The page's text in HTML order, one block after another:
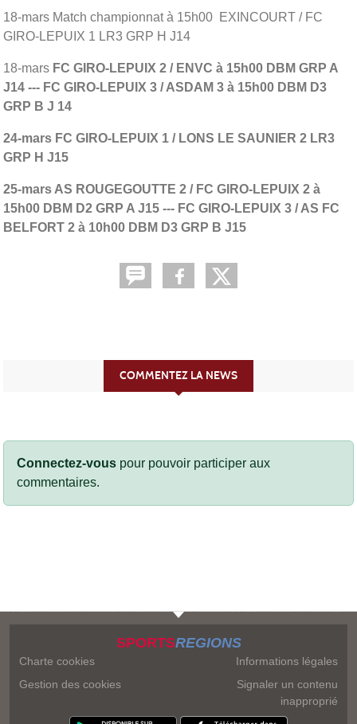
18-mars Match championnat à 15h00 EXINCOURT / FC
GIRO-LEPUIX 1 LR3 GRP H J14
18-mars FC GIRO-LEPUIX 2 / ENVC à 15h00 DBM GRP A
J14 --- FC GIRO-LEPUIX 3 / ASDAM 3 à 15h00 DBM D3
GRP B J 14
24-mars FC GIRO-LEPUIX 1 / LONS LE SAUNIER 2 LR3
GRP H J15
25-mars AS ROUGEGOUTTE 2 / FC GIRO-LEPUIX 2 à
15h00 DBM D2 GRP A J15 --- FC GIRO-LEPUIX 3 / AS FC
BELFORT 2 à 10h00 DBM D3 GRP B J15
COMMENTEZ LA NEWS
Connectez-vous pour pouvoir participer aux
commentaires.
SPORTSREGIONS
Charte cookies
Gestion des cookies
Informations légales
Signaler un contenu
inapproprié